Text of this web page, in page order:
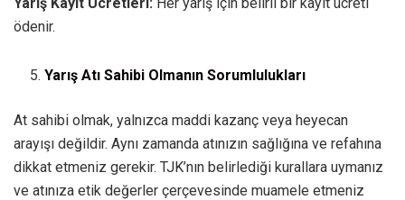
Yarış Kayıt Ücretleri: Her yarış için belirli bir kayıt ücreti
ödenir.
Yarış Atı Sahibi Olmanın Sorumlulukları
At sahibi olmak, yalnızca maddi kazanç veya heyecan
arayışı değildir. Aynı zamanda atınızın sağlığına ve refahına
dikkat etmeniz gerekir. TJK’nın belirlediği kurallara uymanız
ve atınıza etik değerler çerçevesinde muamele etmeniz